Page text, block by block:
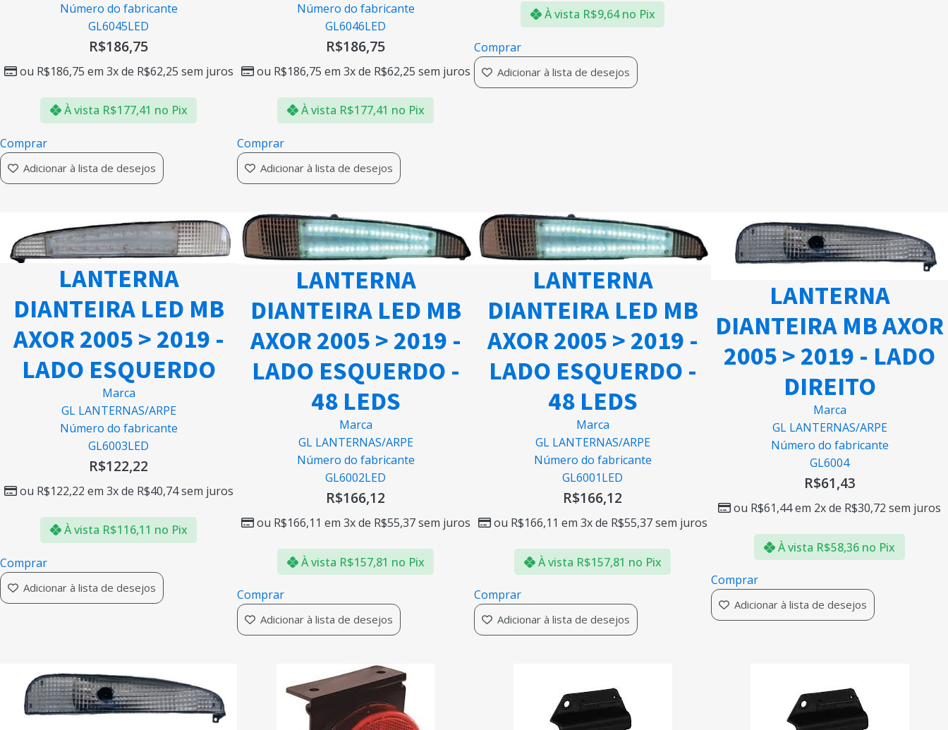
Número do fabricante
GL6045LED
R$186,75
ou R$186,75 em 3x de R$62,25 sem juros
À vista R$177,41 no Pix
Comprar
Adicionar à lista de desejos
Número do fabricante
GL6046LED
R$186,75
ou R$186,75 em 3x de R$62,25 sem juros
À vista R$177,41 no Pix
Comprar
Adicionar à lista de desejos
À vista R$9,64 no Pix
Comprar
Adicionar à lista de desejos
LANTERNA
DIANTEIRA LED MB
AXOR 2005 > 2019 -
LADO ESQUERDO
Marca
GL LANTERNAS/ARPE
Número do fabricante
GL6003LED
R$122,22
ou R$122,22 em 3x de R$40,74sem juros
À vista R$116,11 no Pix
Comprar
Adicionar à lista de desejos
LANTERNA
DIANTEIRA LED MB
AXOR 2005 > 2019 -
LADO ESQUERDO -
48 LEDS
Marca
GL LANTERNAS/ARPE
Número do fabricante
GL6002LED
R$166,12
ou R$166,11 em 3x de R$55,37sem juros
À vista R$157,81 no Pix
Comprar
Adicionar à lista de desejos
LANTERNA
DIANTEIRA LED MB
AXOR 2005 > 2019 -
LADO ESQUERDO -
48 LEDS
Marca
GL LANTERNAS/ARPE
Número do fabricante
GL6001LED
R$166,12
ou R$166,11 em 3x de R$55,37sem juros
À vista R$157,81 no Pix
Comprar
Adicionar à lista de desejos
LANTERNA
DIANTEIRA MB AXOR
2005 > 2019 - LADO
DIREITO
Marca
GL LANTERNAS/ARPE
Número do fabricante
GL6004
R$61,43
ou R$61,44em 2x de R$30,72 sem juros
À vista R$58,36 no Pix
Comprar
Adicionar à lista de desejos